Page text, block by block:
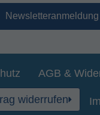
Newsletteranmeldung
AGB &
widerrufen